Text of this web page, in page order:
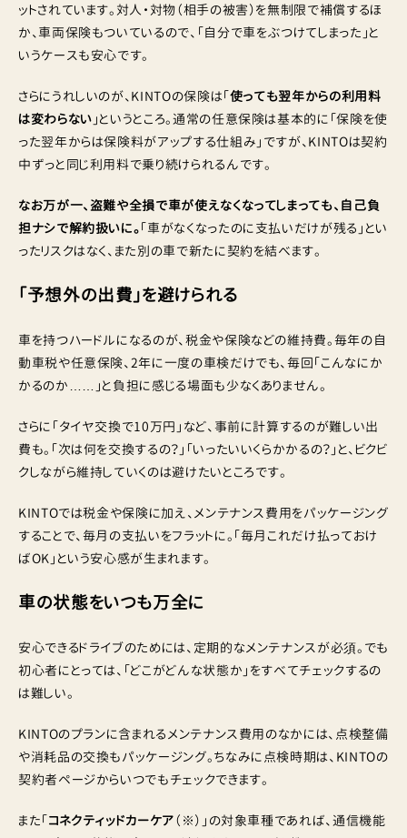
ットされています。対人・対物（相手の被害）を無制限で補償するほ
か、車両保険もついているので、「自分で車をぶつけてしまった」と
いうケースも安心です。
さらにうれしいのが、KINTOの保険は「使っても翌年からの利用料
は変わらない 」というところ。通常の任意保険は基本的に「保険を使
った翌年からは保険料がアップする仕組み」ですが、KINTOは契約
中ずっと同じ利用料で乗り続けられるんです。
なお万が一、盗難や全損で車が使えなくなってしまっても、自己負
担ナシで解約扱いに。「車がなくなったのに支払いだけが残る」とい
ったリスクはなく、また別の車で新たに契約を結べます。
「予想外の出費」を避けられる
車を持つハードルになるのが、税金や保険などの維持費。毎年の自
動車税や任意保険、2年に一度の車検だけでも、毎回「こんなにか
かるのか……」と負担に感じる場面も少なくありません。
さらに「タイヤ交換で10万円」など、事前に計算するのが難しい出
費も。「次は何を交換するの？」「いったいいくらかかるの？」と、ビクビ
クしながら維持していくのは避けたいところです。
KINTOでは税金や保険に加え、メンテナンス費用をパッケージング
することで、毎月の支払いをフラットに。「毎月これだけ払っておけ
ばOK」という安心感が生まれます。
車の状態をいつも万全に
安心できるドライブのためには、定期的なメンテナンスが必須。でも
初心者にとっては、「どこがどんな状態か」をすべてチェックするの
は難しい。
KINTOのプランに含まれるメンテナンス費用のなかには、点検整備
や消耗品の交換もパッケージング。ちなみに点検時期は、KINTOの
契約者ページからいつでもチェックできます。
また「コネクティッドカーケア（※）」の対象車種であれば、通信機能